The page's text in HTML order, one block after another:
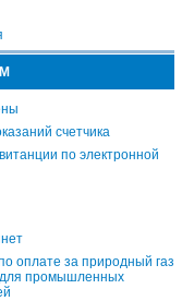
счетчика
по электронной
оплате за природный газ
для промышленных